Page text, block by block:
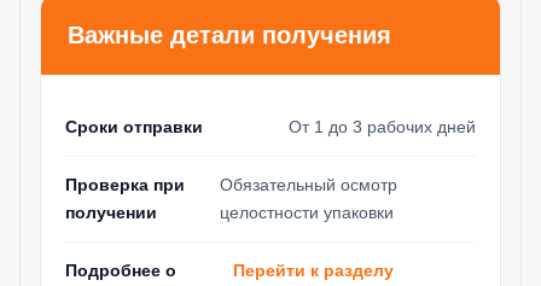
Важные детали получения
Сроки отправки От 1 до 3 рабочих дней
Проверка при
получении
Обязательный осмотр
целостности упаковки
Подробнее о
Перейти к разделу